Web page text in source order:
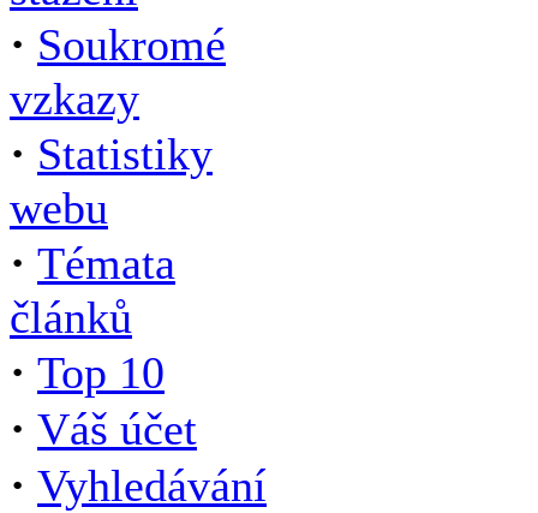
· Soukromé
vzkazy
· Statistiky
webu
· Témata
článků
· Top 10
· Váš účet
· Vyhledávání